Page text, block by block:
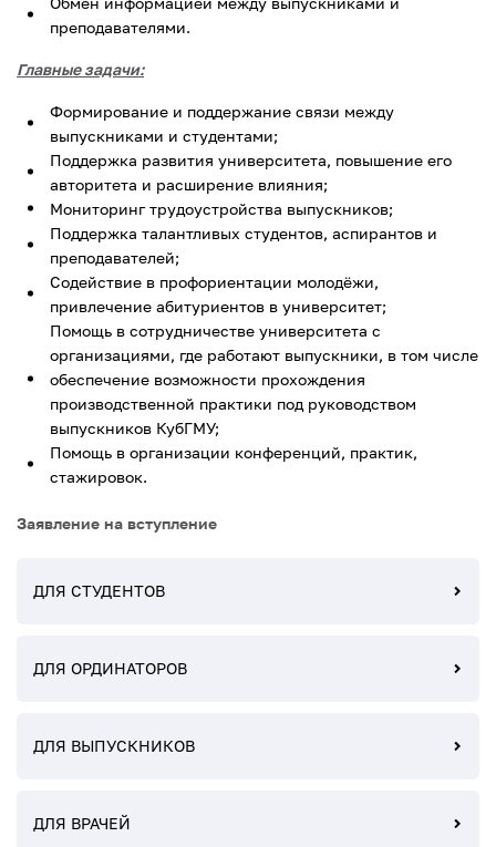
преподавателями.
Главные задачи:
Формирование и поддержание связи между
выпускниками и студентами;
Поддержка развития университета, повышение его
авторитета и расширение влияния;
Мониторинг трудоустройства выпускников;
Поддержка талантливых студентов, аспирантов и
преподавателей;
Содействие в профориентации молодёжи,
привлечение абитуриентов в университет;
Помощь в сотрудничестве университета с
организациями, где работают выпускники, в том числе
обеспечение возможности прохождения
производственной практики под руководством
выпускников КубГМУ;
Помощь в организации конференций, практик,
стажировок.
Заявление на вступление
ДЛЯ СТУДЕНТОВ
ДЛЯ ОРДИНАТОРОВ
ДЛЯ ВЫПУСКНИКОВ
ДЛЯ ВРАЧЕЙ